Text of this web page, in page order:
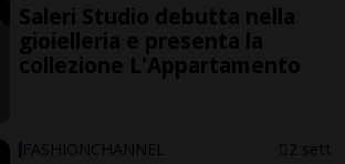
Saleri Studio debutta nella
gioielleria e presenta la
collezione L'Appartamento
FASHIONCHANNEL 2 sett